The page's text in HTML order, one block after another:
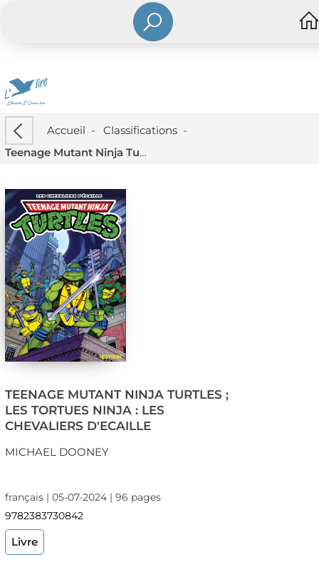
Accueil - Classifications-
Teenage Mutant Ninja Turtles ; Les Tortues Ninja : Les Chevaliers D'ecaille
TEENAGE MUTANT NINJA TURTLES ;
LES TORTUES NINJA : LES
CHEVALIERS D'ECAILLE
MICHAEL DOONEY
français | 05-07-2024 | 96 pages
9782383730842
Livre